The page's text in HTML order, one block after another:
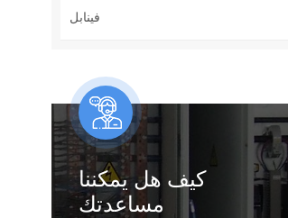
فينابل
كيف هل يمكننا
مساعدتك